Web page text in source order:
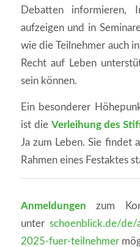
Debatten informieren,
aufzeigen und in
wie die Teilnehmer auch
Recht auf Leben
sein können.
Ein besonderer
ist die Verleihung des
Ja zum Leben. Sie findet
Rahmen eines Festaktes
Anmeldungen zum
unterschoenblick.de/de/
2025-fuer-teilnehmer